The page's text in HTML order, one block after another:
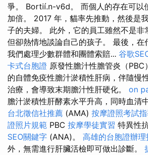
爭。 Bortií.n-v6d。 而個人的存在可以
加倍。 2017 年，貓率先推動，然後是
子的夫婦。 此外，它的員工雖然不是非
但卻熱情地談論自己的孩子。 最後，在
我們處理少數群體和團體索賠... 谷歌
卡式台胞證 原發性膽汁性膽管炎（PBC
的自體免疫性膽汁淤積性肝病，伴隨慢
治療，會導致末期膽汁性肝硬化。 on
膽汁淤積性肝酵素水平升高，同時血清
台北徵信社推薦 (AMA) 按摩證照考試
證照片規範 PBC 按摩學徒實習 特異性
SEO關鍵字 (ANA)。 高雄的台胞證辦理
外，無需進行肝臟活檢即可做出診斷。